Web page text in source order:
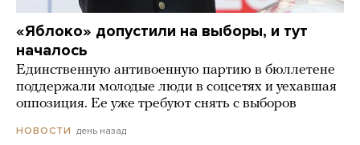
«Яблоко» допустили на выборы, и тут
началось
Единственную антивоенную партию в бюллетене
поддержали молодые люди в соцсетях и уехавшая
оппозиция. Ее уже требуют снять с выборов
НОВОСТИ день назад